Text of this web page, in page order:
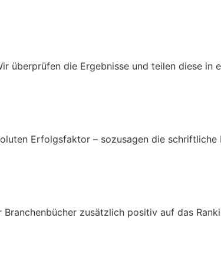
überprüfen die Ergebnisse und teilen diese in
Erfolgsfaktor – sozusagen die
zusätzlich positiv auf das